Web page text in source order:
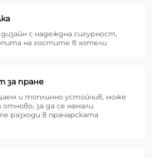
с надеждна сигурност,
на гостите в хотели
за пране
и топлинно устойчив, може
отново, за да се намали
разходи в прачарската